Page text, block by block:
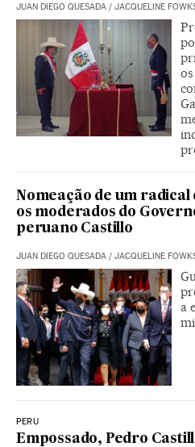
JUAN DIEGO QUESADA / JACQUELINE
Nomeação de um
os moderados do
peruano Castillo
JUAN DIEGO QUESADA / JACQUELINE
a
PERU
Empossado, Pedro